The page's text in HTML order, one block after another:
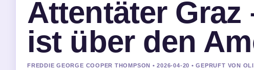
Attentäter Graz
ist über den
FREDDIE GEORGE COOPER THOMPSON • 2026-04-20 • GEPRUFT VON